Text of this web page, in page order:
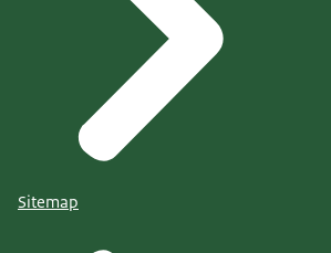
Sitemap